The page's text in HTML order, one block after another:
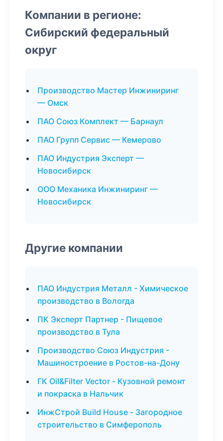
Компании в регионе:
Сибирский федеральный
округ
Производство Мастер Инжиниринг
— Омск
ПАО Союз Комплект — Барнаул
ПАО Групп Сервис — Кемерово
ПАО Индустрия Эксперт —
Новосибирск
ООО Механика Инжиниринг —
Новосибирск
Другие компании
ПАО Индустрия Металл - Химическое
производство в Вологда
ПК Эксперт Партнер - Пищевое
производство в Тула
Производство Союз Индустрия -
Машиностроение в Ростов-на-Дону
ГК Oil&Filter Vector - Кузовной ремонт
и покраска в Нальчик
ИнжСтрой Build House - Загородное
строительство в Симферополь